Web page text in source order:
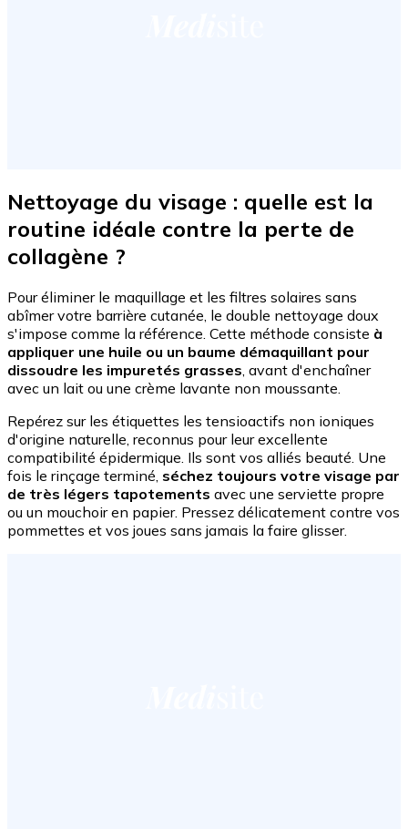
Nettoyage du visage : quelle est la
routine idéale contre la perte de
collagène ?
Pour éliminer le maquillage et les filtres solaires sans
abîmer votre barrière cutanée, le double nettoyage doux
s'impose comme la référence. Cette méthode consiste à
appliquer une huile ou un baume démaquillant pour
dissoudre les impuretés grasses , avant d'enchaîner
avec un lait ou une crème lavante non moussante.
Repérez sur les étiquettes les tensioactifs non ioniques
d'origine naturelle, reconnus pour leur excellente
compatibilité épidermique. Ils sont vos alliés beauté. Une
fois le rinçage terminé, séchez toujours votre visage par
de très légers tapotements avec une serviette propre
ou un mouchoir en papier. Pressez délicatement contre vos
pommettes et vos joues sans jamais la faire glisser.